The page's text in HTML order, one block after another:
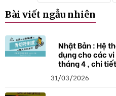
k
h
a
Bài viết ngẫu nhiên
Nhật Bản : Hệ
dụng cho các
tháng 4 , chi
31/03/2026